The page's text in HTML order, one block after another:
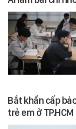
Bắt khẩn cấp
trẻ em ở TP.HCM